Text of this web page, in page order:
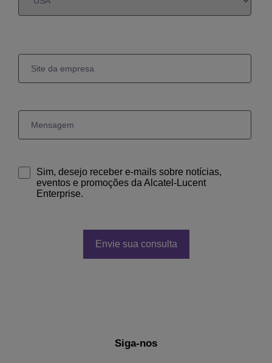
Sim, desejo receber e-mails sobre notícias,
eventos e promoções da Alcatel-Lucent
Enterprise.
Siga-nos